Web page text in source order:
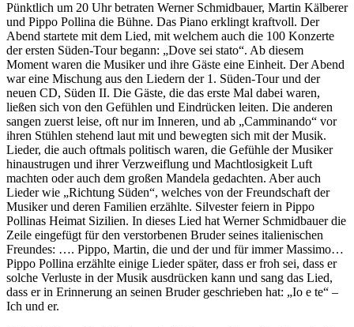
Pünktlich um 20 Uhr betraten Werner Schmidbauer, Martin Kälberer
und Pippo Pollina die Bühne. Das Piano erklingt kraftvoll. Der
Abend startete mit dem Lied, mit welchem auch die 100 Konzerte
der ersten Süden-Tour begann: „Dove sei stato“. Ab diesem
Moment waren die Musiker und ihre Gäste eine Einheit. Der Abend
war eine Mischung aus den Liedern der 1. Süden-Tour und der
neuen CD, Süden II. Die Gäste, die das erste Mal dabei waren,
ließen sich von den Gefühlen und Eindrücken leiten. Die anderen
sangen zuerst leise, oft nur im Inneren, und ab „Camminando“ vor
ihren Stühlen stehend laut mit und bewegten sich mit der Musik.
Lieder, die auch oftmals politisch waren, die Gefühle der Musiker
hinaustrugen und ihrer Verzweiflung und Machtlosigkeit Luft
machten oder auch dem großen Mandela gedachten. Aber auch
Lieder wie „Richtung Süden“, welches von der Freundschaft der
Musiker und deren Familien erzählte. Silvester feiern in Pippo
Pollinas Heimat Sizilien. In dieses Lied hat Werner Schmidbauer die
Zeile eingefügt für den verstorbenen Bruder seines italienischen
Freundes: …. Pippo, Martin, die und der und für immer Massimo…
Pippo Pollina erzählte einige Lieder später, dass er froh sei, dass er
solche Verluste in der Musik ausdrücken kann und sang das Lied,
dass er in Erinnerung an seinen Bruder geschrieben hat: „Io e te“ –
Ich und er.